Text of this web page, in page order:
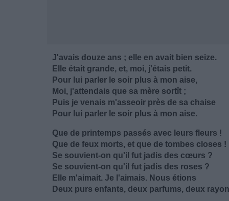
J'avais douze ans ; elle en avait bien seize.
Elle était grande, et, moi, j'étais petit.
Pour lui parler le soir plus à mon aise,
Moi, j'attendais que sa mère sortît ;
Puis je venais m'asseoir près de sa chaise
Pour lui parler le soir plus à mon aise.
Que de printemps passés avec leurs fleurs !
Que de feux morts, et que de tombes closes !
Se souvient-on qu'il fut jadis des cœurs ?
Se souvient-on qu'il fut jadis des roses ?
Elle m'aimait. Je l'aimais. Nous étions
Deux purs enfants, deux parfums, deux